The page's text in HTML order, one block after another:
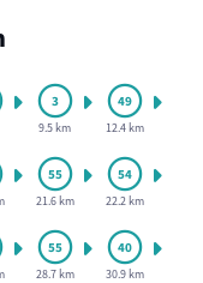
9.5 km 12.4 km
21.6 km 22.2 km
28.7 km 30.9 km